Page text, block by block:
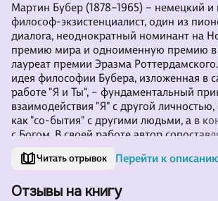
Мартин Бубер (1878–1965) – немецкий и
философ-экзистенциалист, один из
диалога, неоднократный номинант на
премию мира и одноименную премию в
лауреат премии Эразма
идея философии Бубера, изложенная в
работе "Я и Ты", – фундаментальный
взаимодействия "Я" с другой
как "со-бытия" с другими людьми, а в
с Богом. В своей работе автор
общение, любовный диалог, в котором
отстраненное отношение, отсылающее к
Читать отрывок Перейти к
Отзывы на книгу